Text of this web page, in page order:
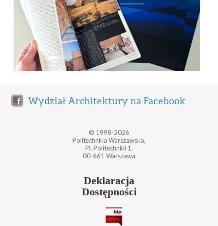
Wydział Architektury na Facebook
© 1998-2026
Politechnika Warszawska,
Pl. Politechniki 1,
00-661 Warszawa
Deklaracja
Dostępności